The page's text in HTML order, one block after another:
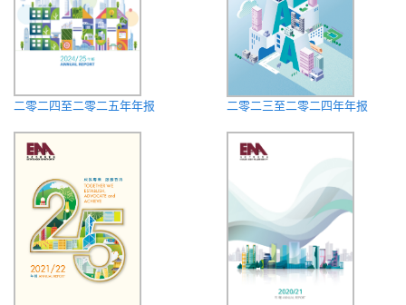
二零二四至二零二五年年报 二零二三至二零二四年年报